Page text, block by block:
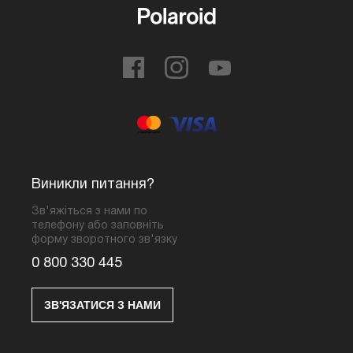
Виникли питання?
Зв'яжіться з нами по
телефону або заповніть
форму зворотного зв'язку
0 800 330 445
ЗВ'ЯЗАТИСЯ З НАМИ